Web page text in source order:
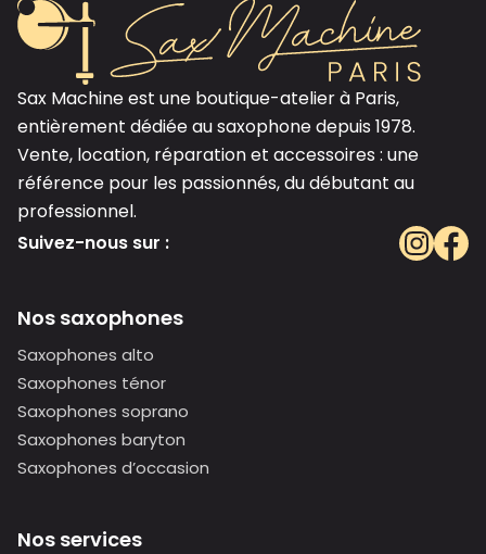
Sax Machine est une boutique-atelier à Paris,
entièrement dédiée au saxophone depuis 1978.
Vente, location, réparation et accessoires : une
référence pour les passionnés, du débutant au
professionnel.
Suivez-nous sur :
Nos saxophones
Saxophones alto
Saxophones ténor
Saxophones soprano
Saxophones baryton
Saxophones d’occasion
Nos services